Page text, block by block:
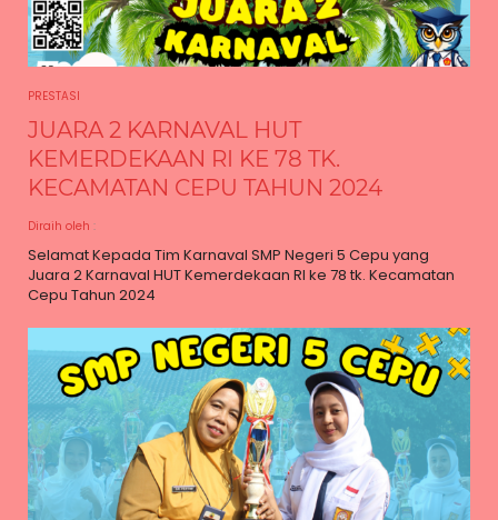
PRESTASI
JUARA 2 KARNAVAL HUT
KEMERDEKAAN RI KE 78 TK.
KECAMATAN CEPU TAHUN 2024
Diraih oleh :
Selamat Kepada Tim Karnaval SMP Negeri 5 Cepu yang
Juara 2 Karnaval HUT Kemerdekaan RI ke 78 tk. Kecamatan
Cepu Tahun 2024